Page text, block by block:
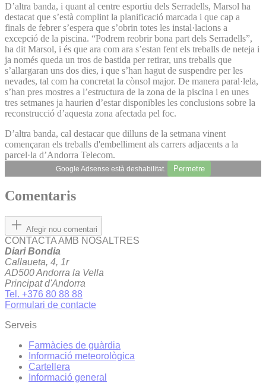
D’altra banda, i quant al centre esportiu dels Serradells, Marsol ha
destacat que s’està complint la planificació marcada i que cap a
finals de febrer s’espera que s’obrin totes les instal·lacions a
excepció de la piscina. “Podrem reobrir bona part dels Serradells”,
ha dit Marsol, i és que ara com ara s’estan fent els treballs de neteja i
ja només queda un tros de bastida per retirar, uns treballs que
s’allargaran uns dos dies, i que s’han hagut de suspendre per les
nevades, tal com ha concretat la cònsol major. De manera paral·lela,
s’han pres mostres a l’estructura de la zona de la piscina i en unes
tres setmanes ja haurien d’estar disponibles les conclusions sobre la
reconstrucció d’aquesta zona afectada pel foc.
D’altra banda, cal destacar que dilluns de la setmana vinent
començaran els treballs d'embelliment als carrers adjacents a la
parcel·la d’Andorra Telecom.
Google Adsense està deshabilitat. Permetre
Comentaris
Afegir nou comentari
CONTACTA AMB NOSALTRES
Diari Bondia
Callaueta, 4, 1r
AD500 Andorra la Vella
Principat d'Andorra
Tel. +376 80 88 88
Formulari de contacte
Serveis
Farmàcies de guàrdia
Informació meteorològica
Cartellera
Informació general